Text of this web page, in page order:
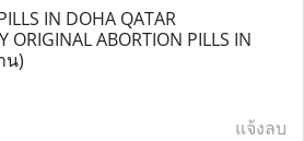
IN DOHA QATAR
ABORTION PILLS IN
น)
แจ้งลบ